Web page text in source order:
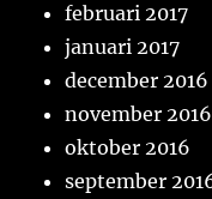
februari 2017
januari 2017
december 2016
november 2016
oktober 2016
september